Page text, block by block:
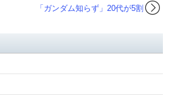
「ガンダム知らず」20代が5割